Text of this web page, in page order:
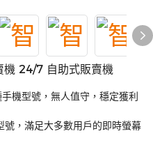
機 24/7 自助式販賣機
機型號，無人值守，穩定獲利
，滿足大多數用戶的即時螢幕